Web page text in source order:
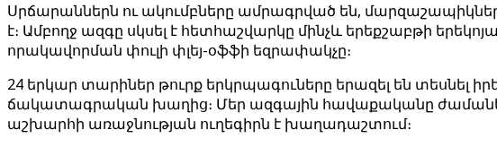
Սրճարաններն ու ակումբները ամրագրված են,
է։ Ամբողջ ազգը սկսել է հետհաշվարկը մինչև երեքշաբթի
որակավորման փուլի փլեյ-օֆֆի եզրափակչը։
24 երկար տարիներ թուրք երկրպագուները երազել են տեսնել
ճակատագրական խաղից։ Մեր ազգային հավաքականը
աշխարհի առաջնության ուղեգիրն է խաղադաշտում։